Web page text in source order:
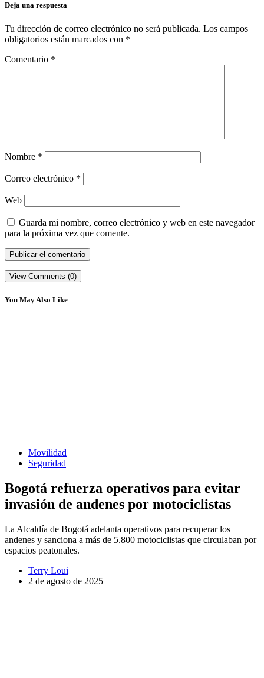
Deja una respuesta
Tu dirección de correo electrónico no será publicada. Los campos
obligatorios están marcados con *
Comentario *
Nombre *
Correo electrónico *
Web
Guarda mi nombre, correo electrónico y web en este navegador
para la próxima vez que comente.
View Comments (0)
You May Also Like
Movilidad
Seguridad
Bogotá refuerza operativos para evitar
invasión de andenes por motociclistas
La Alcaldía de Bogotá adelanta operativos para recuperar los
andenes y sanciona a más de 5.800 motociclistas que circulaban por
espacios peatonales.
Terry Loui
2 de agosto de 2025